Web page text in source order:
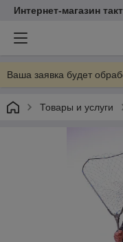
Интернет-магазин
Ваша заявка будет
Товары и услуги